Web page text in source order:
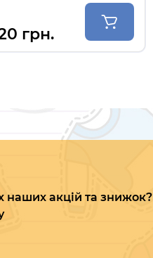
грн.
наших акцій та знижок?